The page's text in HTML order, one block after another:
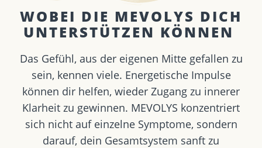
WOBEI DIE MEVOLYS DICH
UNTERSTÜTZEN KÖNNEN ​
Das Gefühl, aus der eigenen Mitte gefallen zu
sein, kennen viele. Energetische Impulse
können dir helfen, wieder Zugang zu innerer
Klarheit zu gewinnen. MEVOLYS konzentriert
sich nicht auf einzelne Symptome, sondern
darauf, dein Gesamtsystem sanft zu